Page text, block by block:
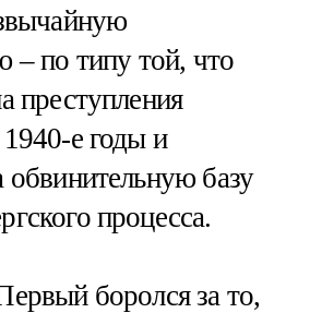
– по типу той, что
преступления
е годы и
обвинительную базу
процесса.
боролся за то,